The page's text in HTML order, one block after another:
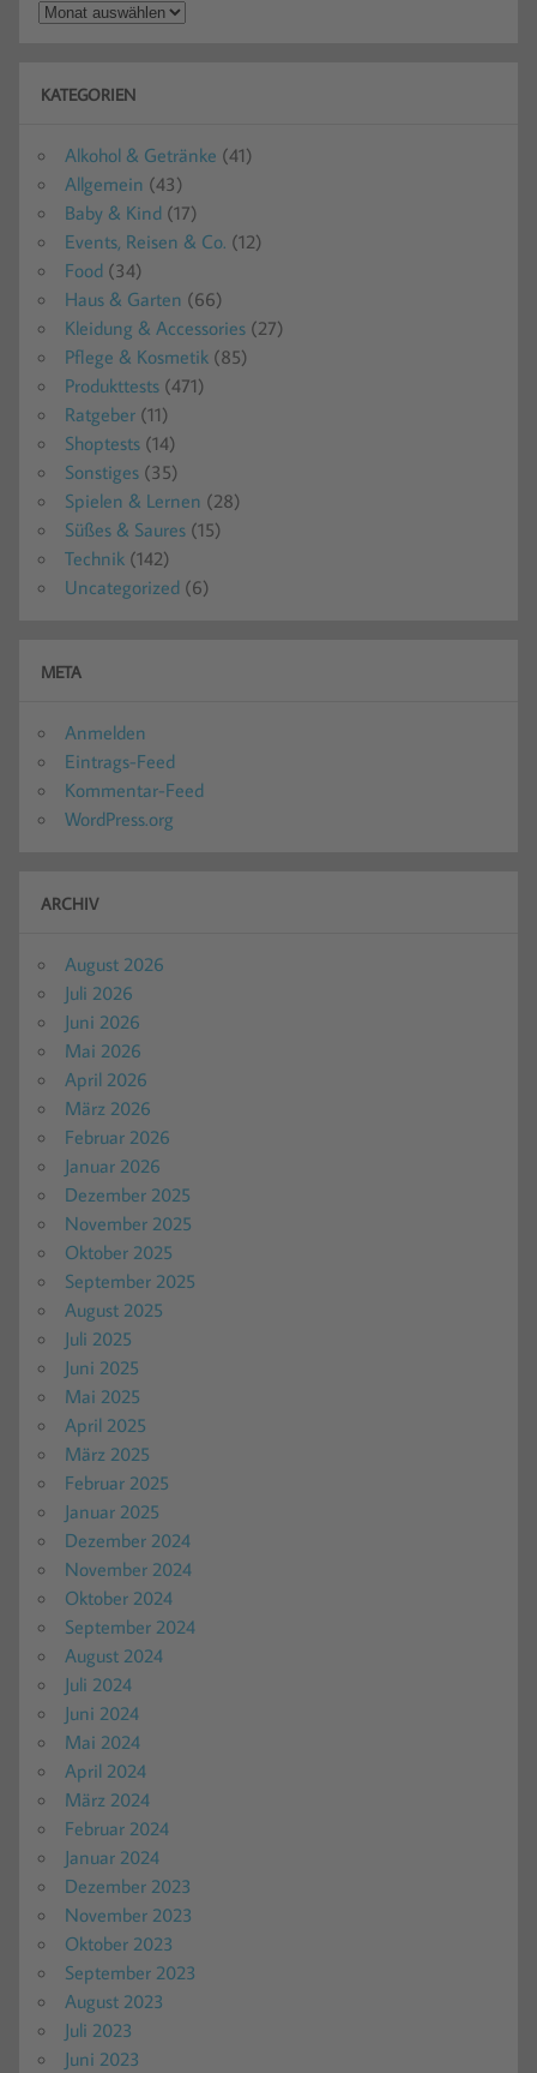
Vergangenes
KATEGORIEN
Alkohol & Getränke (41)
Allgemein (43)
Baby & Kind (17)
Events, Reisen & Co. (12)
Food (34)
Haus & Garten (66)
Kleidung & Accessories (27)
Pflege & Kosmetik (85)
Produkttests (471)
Ratgeber (11)
Shoptests (14)
Sonstiges (35)
Spielen & Lernen (28)
Süßes & Saures (15)
Technik (142)
Uncategorized (6)
META
Anmelden
Eintrags-Feed
Kommentar-Feed
WordPress.org
ARCHIV
August 2026
Juli 2026
Juni 2026
Mai 2026
April 2026
März 2026
Februar 2026
Januar 2026
Dezember 2025
November 2025
Oktober 2025
September 2025
August 2025
Juli 2025
Juni 2025
Mai 2025
April 2025
März 2025
Februar 2025
Januar 2025
Dezember 2024
November 2024
Oktober 2024
September 2024
August 2024
Juli 2024
Juni 2024
Mai 2024
April 2024
März 2024
Februar 2024
Januar 2024
Dezember 2023
November 2023
Oktober 2023
September 2023
August 2023
Juli 2023
Juni 2023